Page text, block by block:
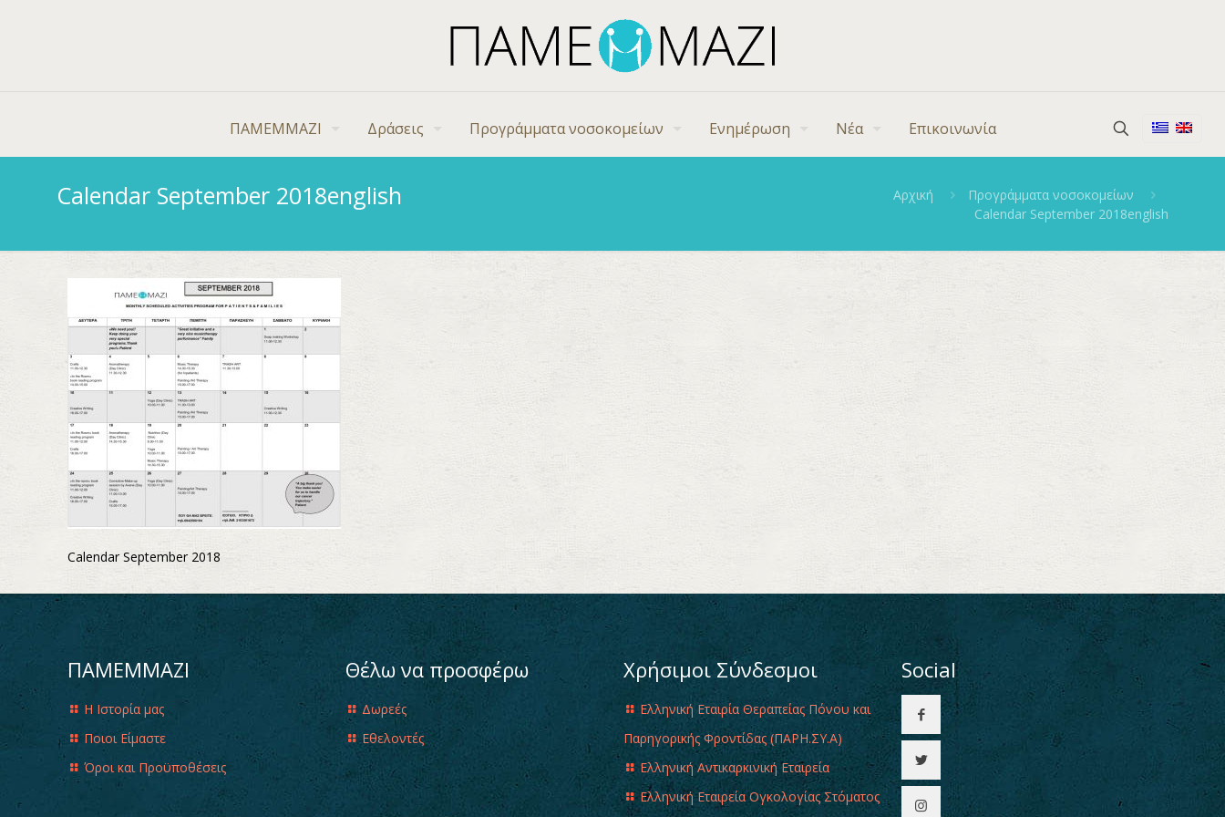
ΠΑΜΕΜΜΑΖΙ Δράσεις Προγράμματα νοσοκομείων Ενημέρωση Νέα Επικοινωνία
Calendar September 2018english Αρχική
Προγράμματα νοσοκομείων
Calendar September 2018english
Calendar September 2018
ΠΑΜΕΜΜΑΖΙ
Η Ιστορία μας
Ποιοι Είμαστε
Όροι και Προϋποθέσεις
Θέλω να προσφέρω
Δωρεές
Εθελοντές
Χρήσιμοι Σύνδεσμοι
Ελληνική Εταιρία Θεραπείας Πόνου και
Παρηγορικής Φροντίδας (ΠΑΡΗ.ΣΥ.Α)
Ελληνική Αντικαρκινική Εταιρεία
Ελληνική Εταιρεία Ογκολογίας Στόματος
Social